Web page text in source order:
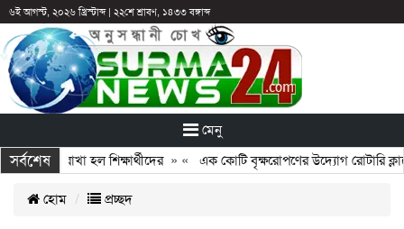
৬ই আগস্ট, ২০২৬ খ্রিস্টাব্দ| ২২শে শ্রাবণ, ১৪৩৩ বঙ্গাব্দ
মেনু
সর্বশেষ
আটকে রাখা হল শিক্ষার্থীদের» « এক কোটি বৃক্ষরোপণের উদ্যোগ রোটারি
হোম প্রচ্ছদ